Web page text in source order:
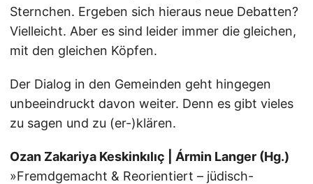
Sternchen. Ergeben sich hieraus neue Debatten?
Vielleicht. Aber es sind leider immer die gleichen,
mit den gleichen Köpfen.
Der Dialog in den Gemeinden geht hingegen
unbeeindruckt davon weiter. Denn es gibt vieles
zu sagen und zu (er-)klären.
Ozan Zakariya Keskinkılıç | Ármin Langer (Hg.)
»Fremdgemacht & Reorientiert – jüdisch-